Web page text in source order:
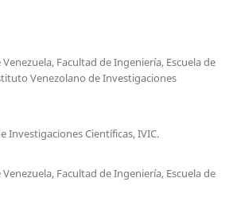
Facultad de Ingeniería, Escuela de
Venezolano de Investigaciones
Investigaciones Científicas, IVIC.
Facultad de Ingeniería, Escuela de